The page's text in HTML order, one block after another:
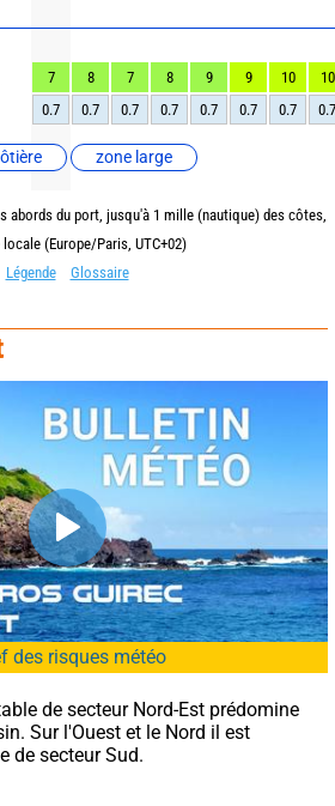
zone large
7 8 7 8 9 9 10
10
0.7
0.7 0.7 0.7 0.7 0.7 0.7 0.7
abords du port, jusqu'à 1 mille (nautique) des côtes,
locale (Europe/Paris, UTC+02)
Légende
Glossaire
des risques météo
de secteur Nord-Est prédomine
Sur l'Ouest et le Nord il est
de secteur Sud.